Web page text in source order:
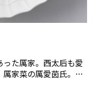
た厲家。西太后も愛
家菜の厲愛茵氏。
文脈でとらえ、未来